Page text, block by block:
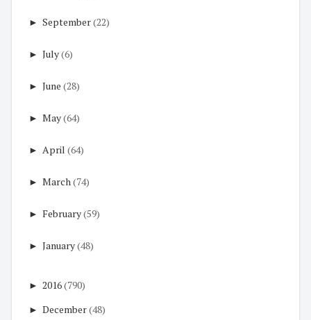
► September(22)
► July(6)
► June (28)
► May(64)
► April (64)
► March(74)
► February(59)
► January(48)
► 2016(790)
► December(48)